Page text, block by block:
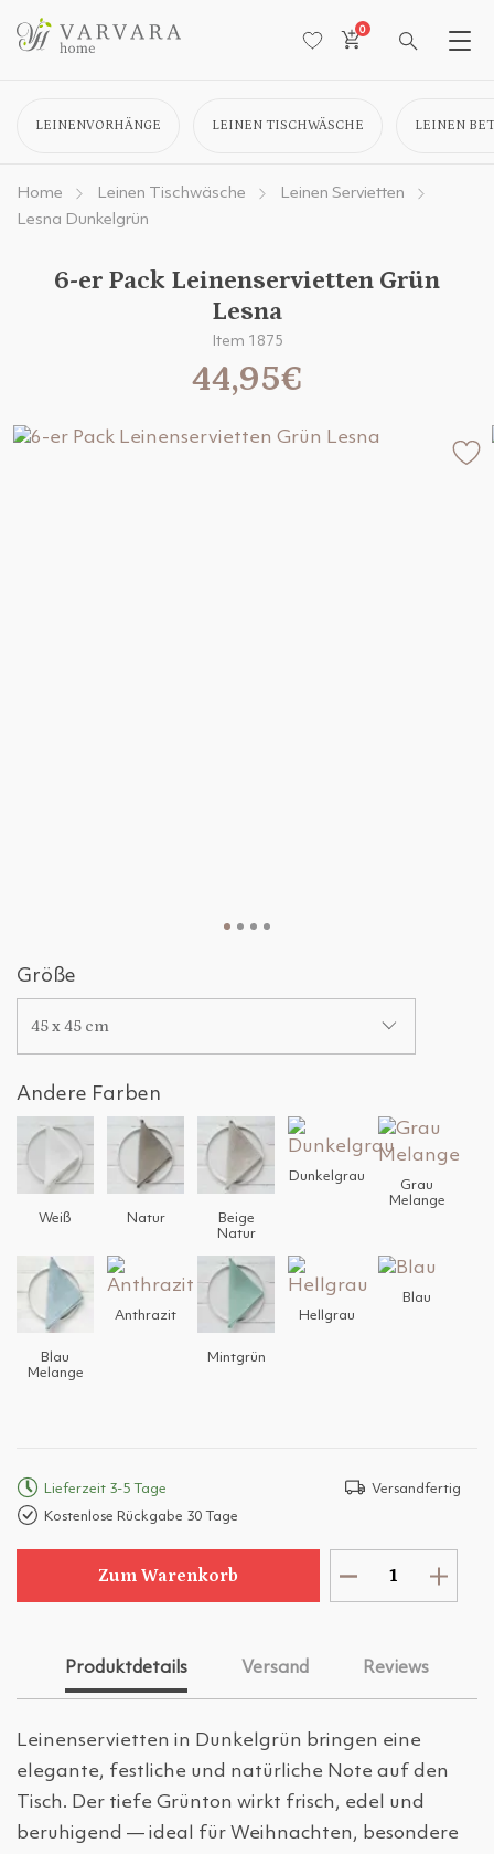
0
LEINENVORHÄNGE LEINEN TISCHWÄSCHE LEINEN
Home Leinen Tischwäsche
Leinen Servietten
Lesna Dunkelgrün
6-er Pack Leinenservietten Grün
Lesna
Item 1875
44,95€
Größe
45 x 45 cm
Andere Farben
Weiß Natur
Beige
Natur
Dunkelgrau
Grau
Melange
Blau
Melange
Anthrazit
Mintgrün
Hellgrau
Blau
Lieferzeit 3-5 Tage
Versandfertig
Kostenlose Rückgabe 30 Tage
Zum Warenkorb
Produktdetails Versand Reviews
Leinenservietten in Dunkelgrün bringen eine
elegante, festliche und natürliche Note auf den
Tisch. Der tiefe Grünton wirkt frisch, edel und
beruhigend — ideal für Weihnachten, besondere